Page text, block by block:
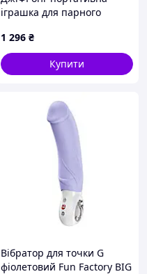
іграшка для парного
1 296 ₴
Купити
Вібратор для точки G
фіолетовий Fun Factory BIG